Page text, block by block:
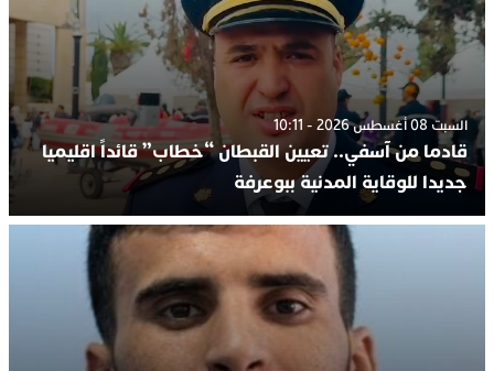
السبت 08 أغسطس 2026 - 10:11
قادما من آسفي.. تعيين القبطان “خطاب” قائداً اقليميا
جديدا للوقاية المدنية ببوعرفة